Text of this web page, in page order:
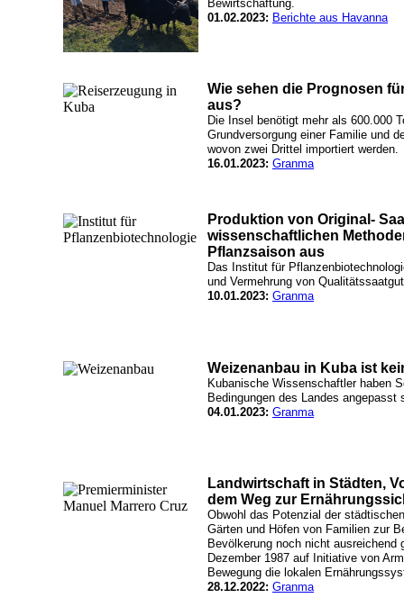
Bewirtschaftung.
01.02.2023: Berichte aus Havanna
Wie sehen die Prognosen
aus?
Die Insel benötigt mehr als 600.000
Grundversorgung einer Familie und
wovon zwei Drittel importiert werden.
16.01.2023: Granma
Produktion von Original-
wissenschaftlichen
Pflanzsaison aus
Das Institut für
und Vermehrung von
10.01.2023: Granma
Weizenanbau in Kuba ist
Kubanische Wissenschaftler haben
Bedingungen des Landes angepasst
04.01.2023: Granma
Landwirtschaft in Städten,
dem Weg zur
Obwohl das Potenzial der
Gärten und Höfen von Familien zur
Bevölkerung noch nicht
Dezember 1987 auf Initiative von
Bewegung die lokalen
28.12.2022: Granma